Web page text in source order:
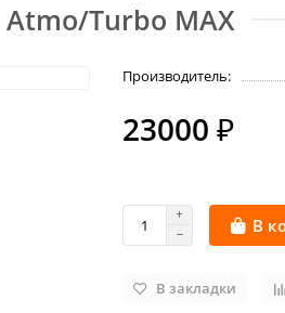
Atmo/Turbo MAX
Производитель:
23000 ₽
В
В закладки